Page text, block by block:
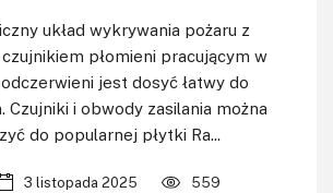
układ wykrywania pożaru z
płomieni pracującym w
jest dosyć łatwy do
Czujniki i obwody zasilania można
do popularnej płytki Ra...
3 listopada 2025 559